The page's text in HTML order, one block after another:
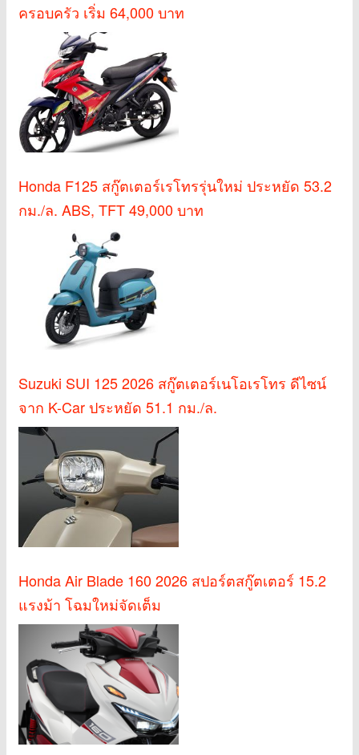
ครอบครัว เริ่ม 64,000 บาท
Honda F125 สกู๊ตเตอร์เรโทรรุ่นใหม่ ประหยัด 53.2
กม./ล. ABS, TFT 49,000 บาท
Suzuki SUI 125 2026 สกู๊ตเตอร์เนโอเรโทร ดีไซน์
จาก K-Car ประหยัด 51.1 กม./ล.
Honda Air Blade 160 2026 สปอร์ตสกู๊ตเตอร์ 15.2
แรงม้า โฉมใหม่จัดเต็ม